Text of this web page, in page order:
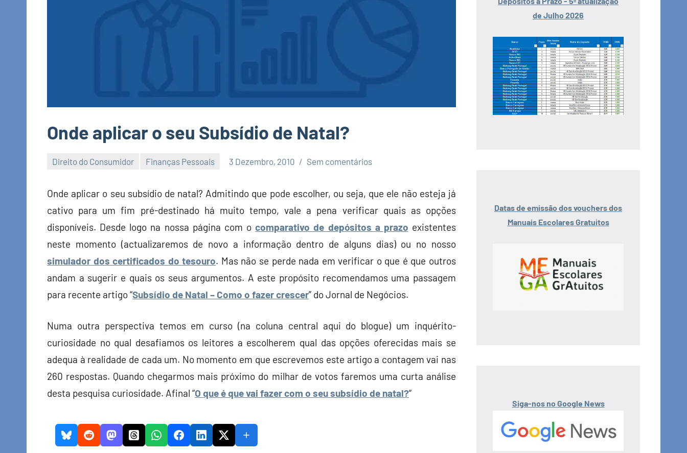
Onde aplicar o seu Subsídio de Natal?
Direito do Consumidor Finanças Pessoais 3 Dezembro, 2010
Finanças
Sem comentários
Onde aplicar o seu subsídio de natal? Admitindo que pode escolher, ou seja, que ele não esteja já
cativo para um fim pré-destinado há muito tempo, vale a pena verificar quais as opções
disponíveis. Desde logo na nossa página com ocomparativo de depósitos a prazo existentes
neste momento (actualizaremos de novo a informação dentro de alguns dias) ou no nosso
simulador dos certificados do tesouro. Mas não se perde nada em verificar o que é que outros
andam a sugerir e quais os seus argumentos. A este propósito recomendamos uma passagem
para recente artigo “Subsídio de Natal – Como o fazer crescer” do Jornal de Negócios.
Numa outra perspectiva temos em curso (na coluna central aqui do blogue) um inquérito-
curiosidade no qual desafiamos os leitores a escolherem qual das opções oferecidas mais se
adequa à realidade de cada um. No momento em que escrevemos este artigo a contagem vai nas
260 respostas. Quando chegarmos mais próximo do milhar de votos faremos uma curta análise
desta pesquisa curiosidade. Afinal “O que é que vai fazer com o seu subsídio de natal?“
de Julho 2026
Datas de emissão dos vouchers dos
Manuais Escolares Gratuitos
Siga-nos no Google News